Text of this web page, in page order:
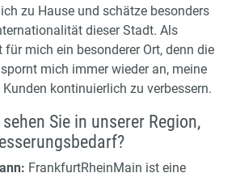
zu Hause und schätze besonders
dieser Stadt. Als
mich ein besonderer Ort, denn die
mich immer wieder an, meine
kontinuierlich zu verbessern.
Sie in unserer Region,
FrankfurtRheinMain ist eine